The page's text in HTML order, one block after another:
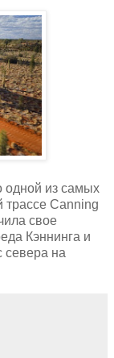
одной из самых
трассе Canning
свое
Кэннинга и
севера на